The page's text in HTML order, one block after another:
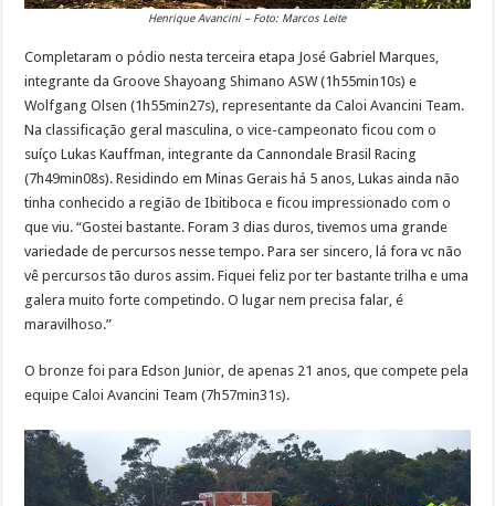
Henrique Avancini – Foto: Marcos Leite
Completaram o pódio nesta terceira etapa José Gabriel Marques,
integrante da Groove Shayoang Shimano ASW (1h55min10s) e
Wolfgang Olsen (1h55min27s), representante da Caloi Avancini Team.
Na classificação geral masculina, o vice-campeonato ficou com o
suíço Lukas Kauffman, integrante da Cannondale Brasil Racing
(7h49min08s). Residindo em Minas Gerais há 5 anos, Lukas ainda não
tinha conhecido a região de Ibitiboca e ficou impressionado com o
que viu. “Gostei bastante. Foram 3 dias duros, tivemos uma grande
variedade de percursos nesse tempo. Para ser sincero, lá fora vc não
vê percursos tão duros assim. Fiquei feliz por ter bastante trilha e uma
galera muito forte competindo. O lugar nem precisa falar, é
maravilhoso.”
O bronze foi para Edson Junior, de apenas 21 anos, que compete pela
equipe Caloi Avancini Team (7h57min31s).